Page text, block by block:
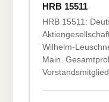
HRB 15511
HRB 15511:
Wilhelm-
Main.